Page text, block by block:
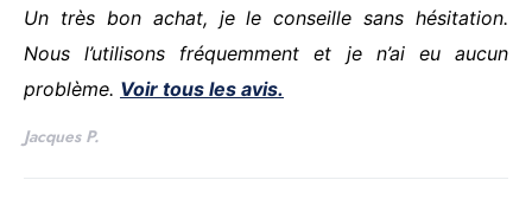
Un très bon achat, je le conseille sans hésitation.
Nous l’utilisons fréquemment et je n’ai eu aucun
problème. Voir tous les avis.
Jacques P.